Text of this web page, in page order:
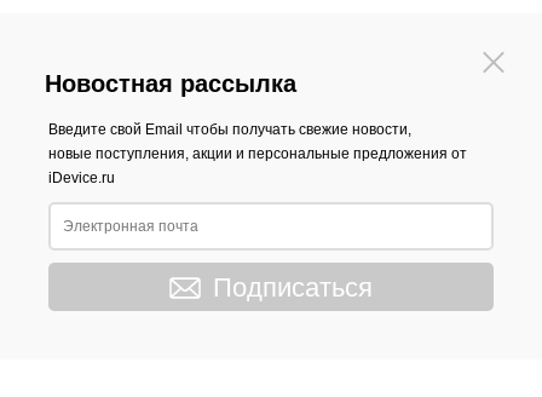
Новостная рассылка
Введите свой Email чтобы получать свежие новости,
новые поступления, акции и персональные предложения от
iDevice.ru
Подписаться